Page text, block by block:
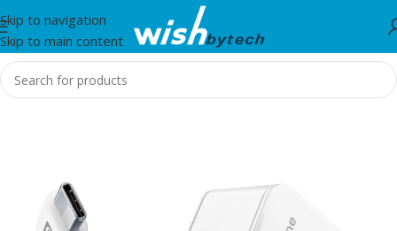
Skip to navigation
Skip to main content
Home/IT